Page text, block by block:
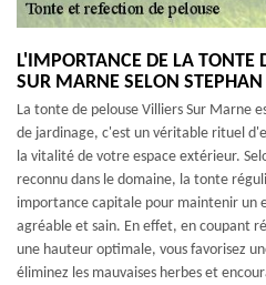
L'IMPORTANCE DE LA TONTE
SUR MARNE SELON STEPHAN
La tonte de pelouse Villiers Sur Marne
de jardinage, c'est un véritable rituel
la vitalité de votre espace extérieur.
reconnu dans le domaine, la tonte
importance capitale pour maintenir un
agréable et sain. En effet, en coupant
une hauteur optimale, vous favorisez
éliminez les mauvaises herbes et